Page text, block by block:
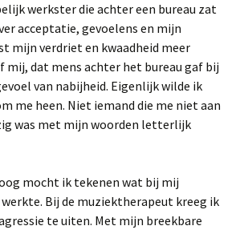
werkster die achter een bureau zat
acceptatie, gevoelens en mijn
mijn verdriet en kwaadheid meer
mij, dat mens achter het bureau gaf bij
van nabijheid. Eigenlijk wilde ik
me heen. Niet iemand die me niet aan
was met mijn woorden letterlijk
mocht ik tekenen wat bij mij
Bij de muziektherapeut kreeg ik
te uiten. Met mijn breekbare